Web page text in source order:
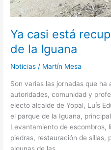
Ya casi está
de la Iguana
Noticias / Martín Mesa
Son varias las jornadas que
autoridades, comunidad y
electo alcalde de Yopal, Luís
el parque de la Iguana,
Levantamiento de escombros,
piedras, restauración de sillas,